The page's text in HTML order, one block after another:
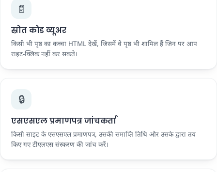
📄
स्रोत कोड व्यूअर
किसी भी पृष्ठ का कच्चा HTML देखें, जिसमें वे पृष्ठ भी शामिल हैं जिन पर आप
राइट-क्लिक नहीं कर सकते।
🔒
एसएसएल प्रमाणपत्र जांचकर्ता
किसी साइट के एसएसएल प्रमाणपत्र, उसकी समाप्ति तिथि और उसके द्वारा तय
किए गए टीएलएस संस्करण की जांच करें।